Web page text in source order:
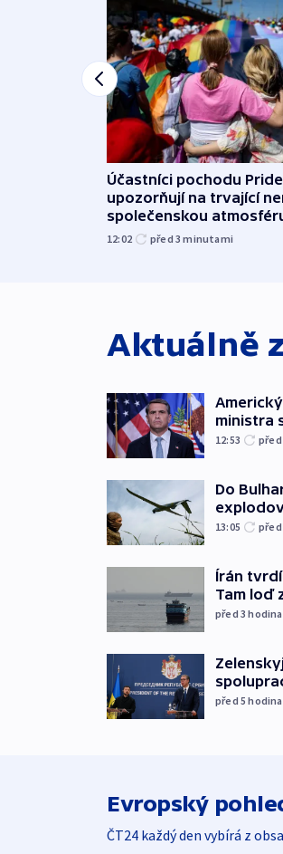
Účastníci pochodu Pride
upozorňují na trvající
společenskou
12:02 před 3minutami
Aktuálně
ministra
12:53 před
Do
13:05
Írán
Tam loď
před 3
před 5
Evropský
ČT24 každý den vybírá z